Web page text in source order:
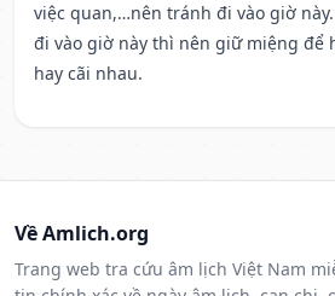
việc quan,…nên tránh đi vào giờ
đi vào giờ này thì nên giữ miệng để
hay cãi nhau.
Về Amlich.org
Trang web tra cứu âm lịch Việt Nam